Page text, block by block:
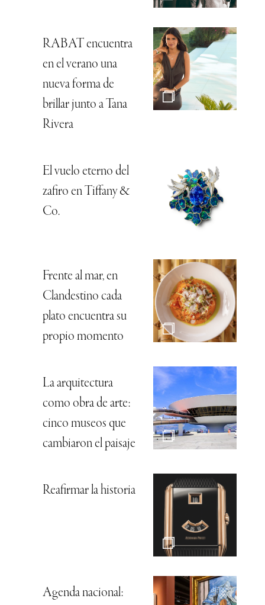
RABAT encuentra
en el verano una
nueva forma de
brillar junto a Tana
Rivera
El vuelo eterno del
zafiro en Tiffany &
Co.
Frente al mar, en
Clandestino cada
plato encuentra su
propio momento
La arquitectura
como obra de arte:
cinco museos que
cambiaron el paisaje
Reafirmar la historia
Agenda nacional: